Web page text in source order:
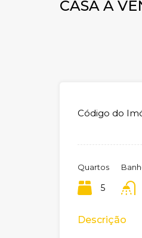
CASA A
Código do
Quartos
5
Descrição